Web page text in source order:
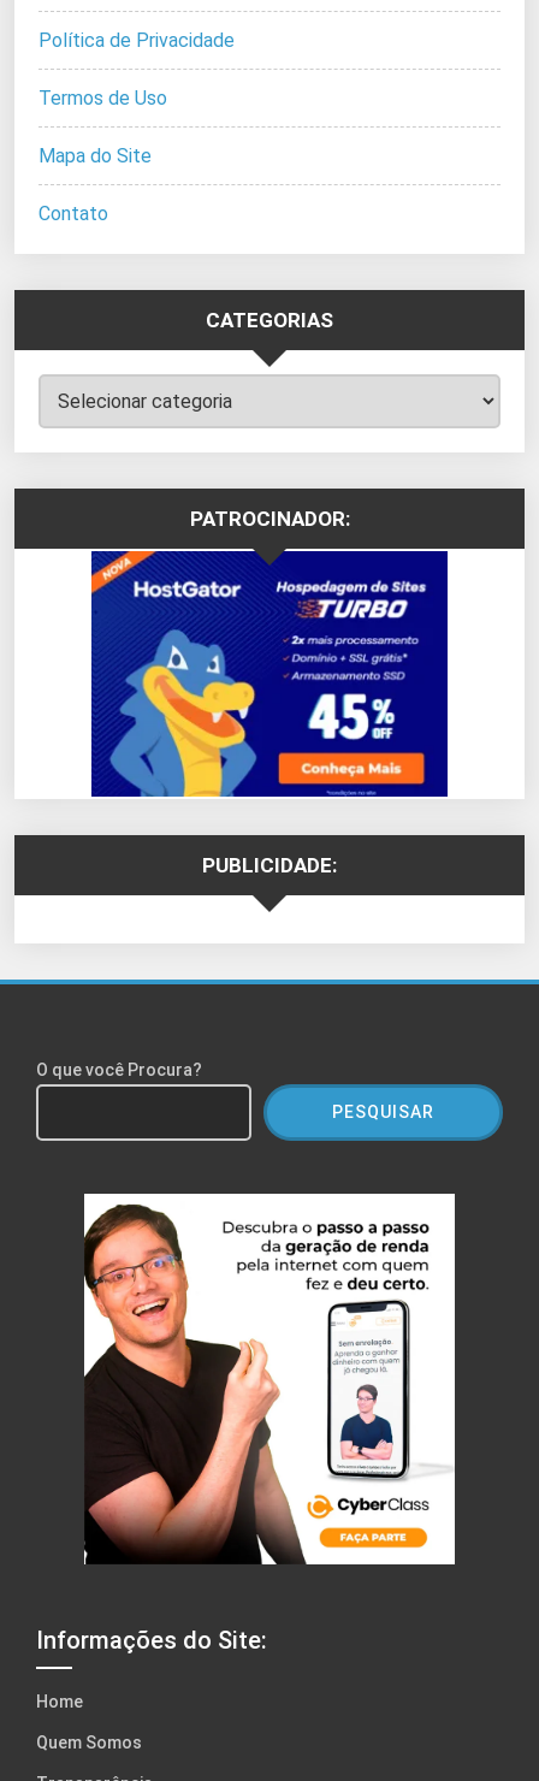
Política de Privacidade
Termos de Uso
Mapa do Site
Contato
CATEGORIAS
Categorias
PATROCINADOR:
PUBLICIDADE:
O que você Procura?
PESQUISAR
Informações do Site:
Home
Quem Somos